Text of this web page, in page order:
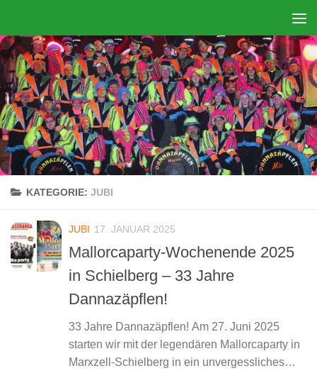
KATEGORIE: JUBI
JUBI 17. JANUAR 2025
Mallorcaparty-Wochenende 2025
in Schielberg – 33 Jahre
Dannazäpflen!
33 Jahre Dannazäpflen! Am 27. Juni 2025
starten wir mit der legendären Mallorcaparty in
Marxzell-Schielberg in ein unvergessliches